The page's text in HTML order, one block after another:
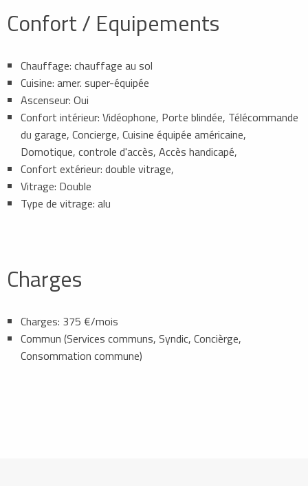
Confort / Equipements
Chauffage: chauffage au sol
Cuisine: amer. super-équipée
Ascenseur: Oui
Confort intérieur: Vidéophone, Porte blindée, Télécommande
du garage, Concierge, Cuisine équipée américaine,
Domotique, controle d'accès, Accès handicapé,
Confort extérieur: double vitrage,
Vitrage: Double
Type de vitrage: alu
Charges
Charges: 375 €/mois
Commun (Services communs, Syndic, Concièrge,
Consommation commune)